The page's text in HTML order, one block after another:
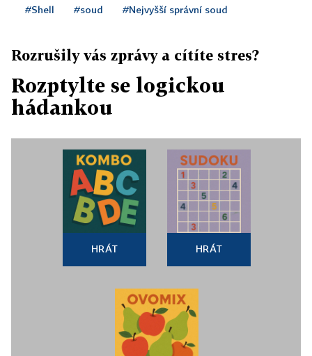
#Shell #soud #Nejvyšší správní soud
Rozrušily vás zprávy a cítíte stres?
Rozptylte se logickou
hádankou
HRÁT HRÁT